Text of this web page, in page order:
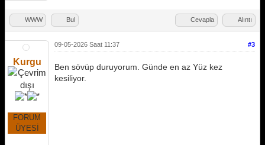
WWW Bul Cevapla Alıntı
Kurgu
FORUM
ÜYESİ
#3
09-05-2026 Saat 11:37
Ben sövüp duruyorum. Günde en az Yüz kez
kesiliyor.